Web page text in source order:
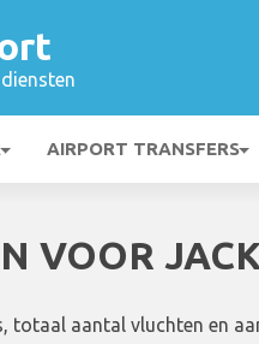
AIRPORT TRANSFERS
VOOR
totaal aantal vluchten en